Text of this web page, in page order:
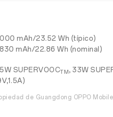
mAh/23.52 Wh (típico)
mAh/22.86 Wh (nominal)
SUPERVOOCTM, 33W
de Guangdong OPPO Mobile